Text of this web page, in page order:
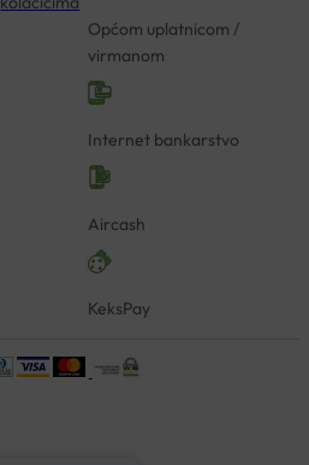
Općom uplatnicom /
virmanom
Internet bankarstvo
Aircash
KeksPay